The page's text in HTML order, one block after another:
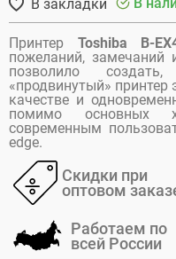
В закладки
Принтер Toshiba B-
пожеланий, замечаний
позволило
«продвинутый» принтер
качестве и
помимо основных
современным
edge.
Скидки при
оптовом
Работаем по
всей России